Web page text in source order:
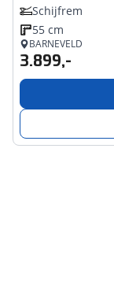
Schijfrem
55 cm
BARNEVELD
3.899,-